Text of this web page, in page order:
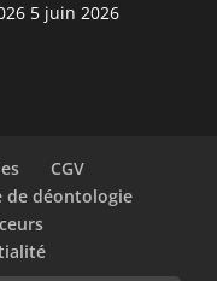
5 juin 2026
CGV
de déontologie